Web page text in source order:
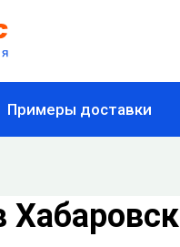
Примеры доставки
Хабаровск